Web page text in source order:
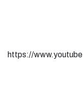
https://